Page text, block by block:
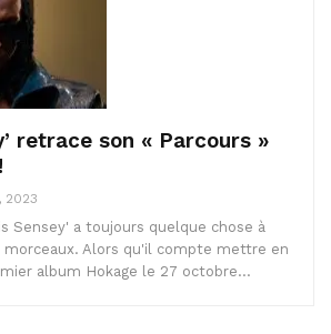
retrace son « Parcours »
2023
Sensey' a toujours quelque chose à
morceaux. Alors qu'il compte mettre en
album Hokage le 27 octobre…